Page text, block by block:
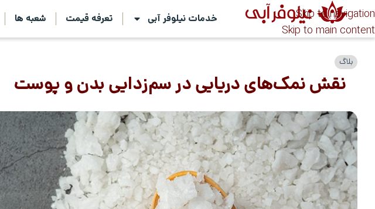
Skip to navigation
Skip to main content
خدمات نیلوفر آبی تعرفه قیمت شعبه ها
بلاگ
نقش نمک‌های دریایی در سم‌زدایی بدن و پوست